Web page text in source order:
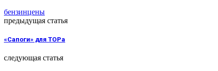
бензинцены
предыдущая статья
«Сапоги» для ТОРа
следующая статья